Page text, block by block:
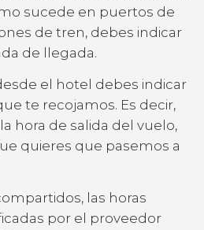
sucede en puertos de
de tren, debes indicar
de llegada.
el hotel debes indicar
te recojamos. Es decir,
hora de salida del vuelo,
quieres que pasemos a
las horas
por el proveedor